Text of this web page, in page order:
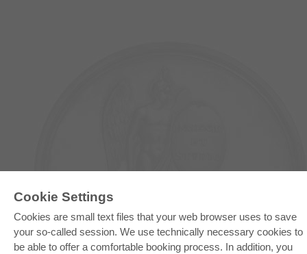
Cookie Settings
Cookies are small text files that your web browser uses to save
your so-called session. We use technically necessary cookies to
be able to offer a comfortable booking process. In addition, you
E-COLLECTION
Full Package
Department Packages
Pick & Choose
E-Book Delivery